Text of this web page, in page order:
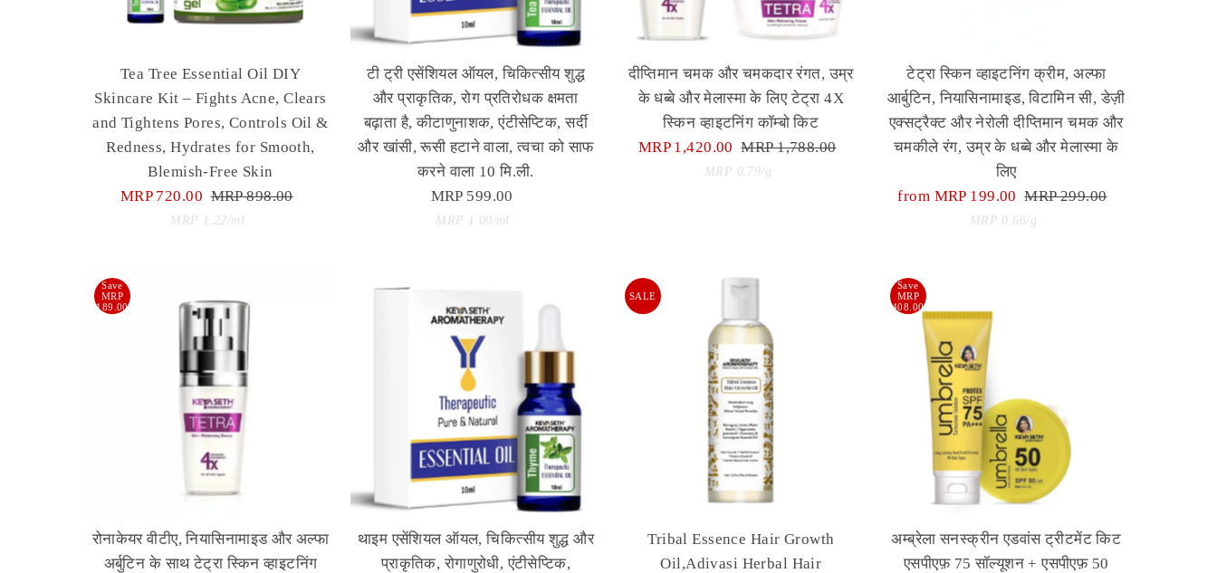
Tea Tree Essential Oil DIY
Skincare Kit – Fights Acne, Clears
and Tightens Pores, Controls Oil &
Redness, Hydrates for Smooth,
Blemish-Free Skin
Sale
MRP 720.00 Regular
Price
MRP 898.00
Unit
MRP 1.22/ per
ml
टी ट्री एसेंशियल ऑयल, चिकित्सीय शुद्ध
और प्राकृतिक, रोग प्रतिरोधक क्षमता
बढ़ाता है, कीटाणुनाशक, एंटीसेप्टिक, सर्दी
और खांसी, रूसी हटाने वाला, त्वचा को साफ
करने वाला 10 मि.ली.
Regular
Price
MRP 599.00
Unit
MRP 1.00/ per
ml
दीप्तिमान चमक और चमकदार रंगत, उम्र
के धब्बे और मेलास्मा के लिए टेट्रा 4X
स्किन व्हाइटनिंग कॉम्बो किट
Sale
MRP 1,420.00 Regular
Price
MRP 1,788.00
Unit
MRP 0.79/ per
g
टेट्रा स्किन व्हाइटनिंग क्रीम, अल्फा
आर्बुटिन, नियासिनामाइड, विटामिन सी, डेज़ी
एक्सट्रैक्ट और नेरोली दीप्तिमान चमक और
चमकीले रंग, उम्र के धब्बे और मेलास्मा के
लिए
Sale
from MRP 199.00 Regular
Price
MRP 299.00
Unit
MRP 0.66/ per
g
Save
MRP
189.00
रोनाकेयर वीटीए, नियासिनामाइड और अल्फा
अर्बुटिन के साथ टेट्रा स्किन व्हाइटनिंग
थाइम एसेंशियल ऑयल, चिकित्सीय शुद्ध और
प्राकृतिक, रोगाणुरोधी, एंटीसेप्टिक,
SALE
Tribal Essence Hair Growth
Oil,Adivasi Herbal Hair
Save
MRP
408.00
अम्ब्रेला सनस्क्रीन एडवांस ट्रीटमेंट किट
एसपीएफ़ 75 सॉल्यूशन + एसपीएफ़ 50